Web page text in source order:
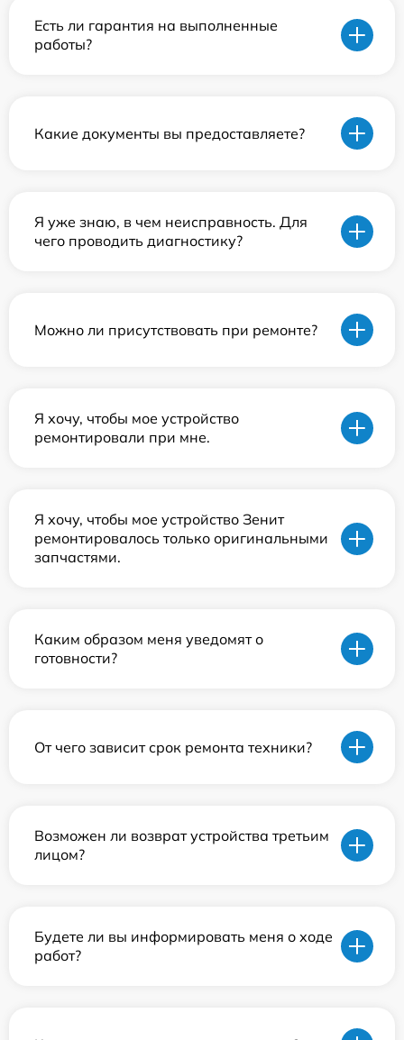
Есть ли гарантия на выполненные
работы?
Какие документы вы предоставляете?
Я уже знаю, в чем неисправность. Для
чего проводить диагностику?
Можно ли присутствовать при ремонте?
Я хочу, чтобы мое устройство
ремонтировали при мне.
Я хочу, чтобы мое устройство Зенит
ремонтировалось только оригинальными
запчастями.
Каким образом меня уведомят о
готовности?
От чего зависит срок ремонта техники?
Возможен ли возврат устройства третьим
лицом?
Будете ли вы информировать меня о ходе
работ?